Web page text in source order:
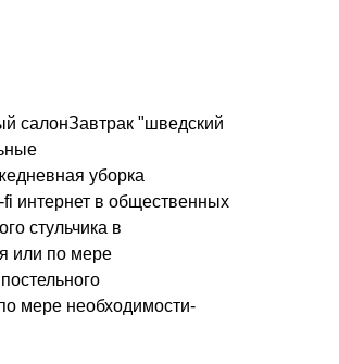
салонЗавтрак "шведский
уборка
интернет в общественных
стульчика в
или по мере
мере необходимости-